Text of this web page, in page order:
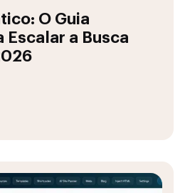
O Guia
Escalar a Busca